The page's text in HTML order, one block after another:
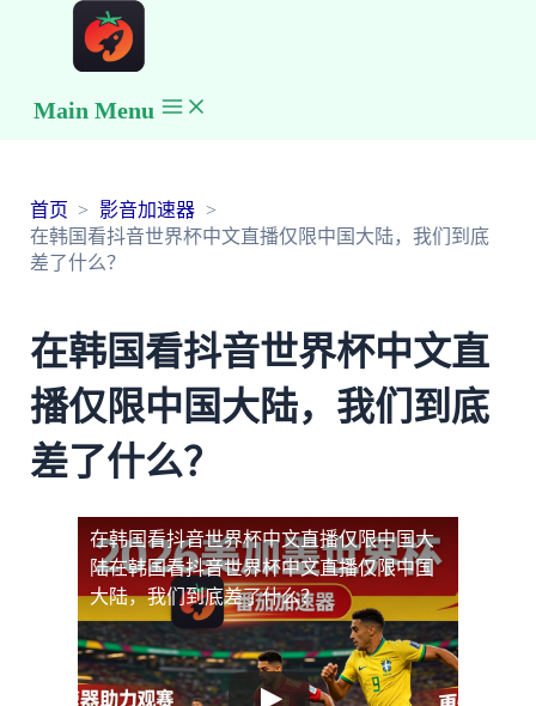
Main Menu
首页
影音加速器
在韩国看抖音世界杯中文直播仅限中国大陆，我们到底
差了什么？
在韩国看抖音世界杯中文直
播仅限中国大陆，我们到底
差了什么？
在韩国看抖音世界杯中文直播仅限中国大
陆在韩国看抖音世界杯中文直播仅限中国
大陆，我们到底差了什么？